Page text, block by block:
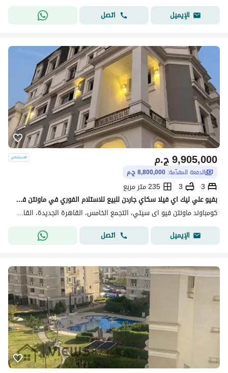
الإيميل
اتصل
ج.م9,905,000
الدفعة المقدّمة: 8,800,000 ج.م
3
3
235 متر مربع
بفيو علي ليك اي فيلا سكاي جاردن للبيع للاستلام الفوري في ماونتن فيو اي سيتي القاهرة الجديدة Mountain View ICity New Cairo
كومباوند ماونتن فيو اى سيتي، التجمع الخامس، القاهرة الجديدة، القاهرة
الإيميل
اتصل